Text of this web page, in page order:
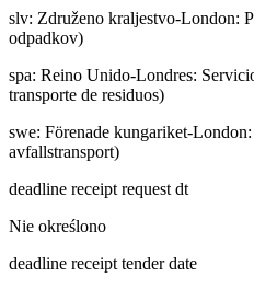
slv: Združeno kraljestvo-London:
odpadkov)
spa: Reino Unido-Londres:
transporte de residuos)
swe: Förenade kungariket-
avfallstransport)
deadline receipt request dt
Nie określono
deadline receipt tender date